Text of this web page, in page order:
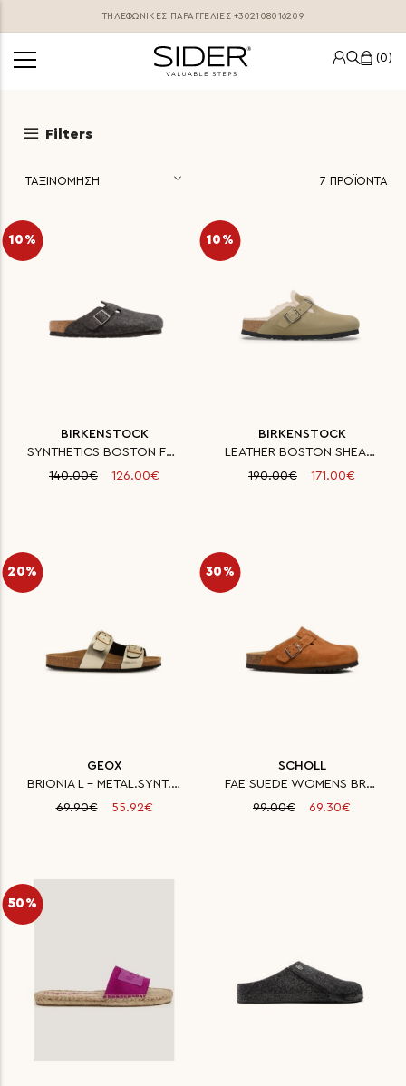
ΤΗΛΕΦΩΝΙΚΕΣ ΠΑΡΑΓΓΕΛΊΕΣ+302108016209
0
Filters
7 ΠΡΟΪΟΝΤΑ
10%
BIRKENSTOCK
SYNTHETICS BOSTON FE ANTHRAZIT
140.00€
126.00€
10%
BIRKENSTOCK
LEATHER BOSTON SHEARLING LEVE
190.00€
171.00€
20%
GEOX
BRIONIA L - METAL.SYNT.LEA - L
69.90€
55.92€
30%
SCHOLL
FAE SUEDE WOMENS BROWN ΠΑΠΟΥΤΣ
99.00€
69.30€
50%